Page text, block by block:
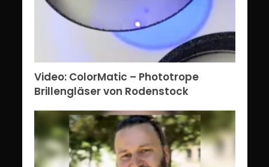
Video: ColorMatic – Phototrope
Brillengläser von Rodenstock